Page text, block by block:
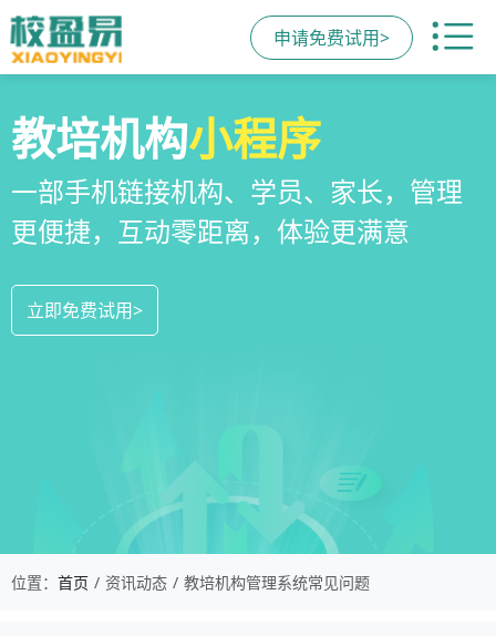
申请免费试用>
校区运营管理系统
教培机构数字化全场景运营管理系统，
全方位解决学校经营管理难题
立即免费试用>
全场景招生方案
全场景招生方案+产品矩阵，帮助教育机
构低成本实现生源指数级增长
立即免费试用>
教培机构小程序
一部手机链接机构、学员、家长，管理
更便捷，互动零距离，体验更满意
立即免费试用>
位置： 首页 资讯动态 教培机构管理系统常见问题